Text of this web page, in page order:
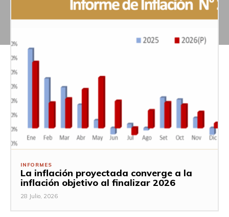
INFORMES
La inflación proyectada converge a la
inflación objetivo al finalizar 2026
28 Julio, 2026